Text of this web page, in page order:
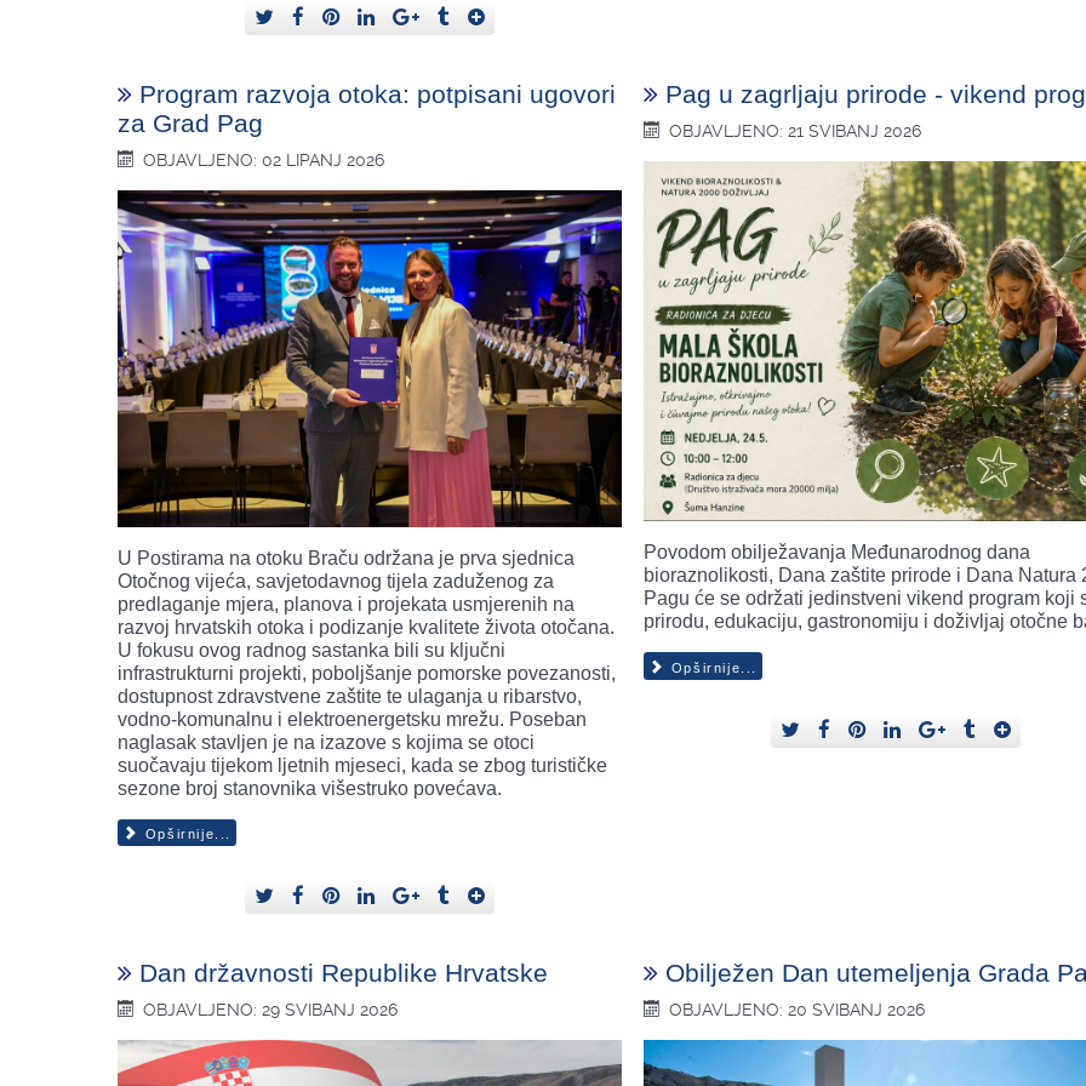
Program razvoja otoka: potpisani ugovori
za Grad Pag
OBJAVLJENO: 02 LIPANJ 2026
U Postirama na otoku Braču održana je prva sjednica
Otočnog vijeća, savjetodavnog tijela zaduženog za
predlaganje mjera, planova i projekata usmjerenih na
razvoj hrvatskih otoka i podizanje kvalitete života otočana.
U fokusu ovog radnog sastanka bili su ključni
infrastrukturni projekti, poboljšanje pomorske povezanosti,
dostupnost zdravstvene zaštite te ulaganja u ribarstvo,
vodno-komunalnu i elektroenergetsku mrežu. Poseban
naglasak stavljen je na izazove s kojima se otoci
suočavaju tijekom ljetnih mjeseci, kada se zbog turističke
sezone broj stanovnika višestruko povećava.
Opširnije...
Pag u zagrljaju prirode - vikend
OBJAVLJENO: 21 SVIBANJ 2026
Povodom obilježavanja Međunarodnog dana
bioraznolikosti, Dana zaštite prirode i Dana Natura
Pagu će se održati jedinstveni vikend program koji
prirodu, edukaciju, gastronomiju i doživljaj otočne
Opširnije...
Dan državnosti Republike Hrvatske
OBJAVLJENO: 29 SVIBANJ 2026
Obilježen Dan utemeljenja Grada
OBJAVLJENO: 20 SVIBANJ 2026